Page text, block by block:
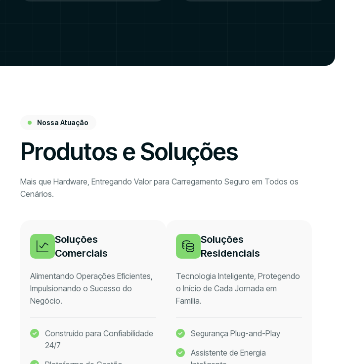
Nossa Atuação
Produtos e Soluções
Mais que Hardware, Entregando Valor para Carregamento Seguro em Todos os
Cenários.
Soluções
Comerciais
Alimentando Operações Eficientes,
Impulsionando o Sucesso do
Negócio.
Construído para Confiabilidade
24/7
Soluções
Residenciais
Tecnologia Inteligente, Protegendo
o Início de Cada Jornada em
Família.
Segurança Plug-and-Play
Assistente de Energia